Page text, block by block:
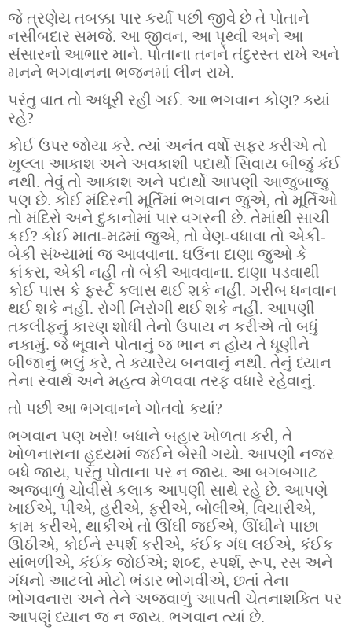
જે ત્રણેય તબક્કા પાર કર્યા પછી જીવે છે તે પોતાને
નસીબદાર સમજે. આ જીવન, આ પૃથ્વી અને આ
સંસારનો આભાર માને. પોતાના તનને તંદુરસ્ત રાખે અને
મનને ભગવાનના ભજનમાં લીન રાખે.
પરંતુ વાત તો અધૂરી રહી ગઈ. આ ભગવાન કોણ? ક્યાં
રહે?
કોઈ ઉપર જોયા કરે. ત્યાં અનંત વર્ષો સફર કરીએ તો
ખુલ્લા આકાશ અને અવકાશી પદાર્થો સિવાય બીજું કંઈ
નથી. તેવું તો આકાશ અને પદાર્થો આપણી આજુબાજુ
પણ છે. કોઈ મંદિરની મૂર્તિમાં ભગવાન જુએ, તો મૂર્તિઓ
તો મંદિરો અને દુકાનોમાં પાર વગરની છે. તેમાંથી સાચી
કઈ? કોઈ માતા-મઢમાં જુએ, તો વેણ-વધાવા તો એકી-
બેકી સંખ્યામાં જ આવવાના. ઘઉંના દાણા જુઓ કે
કાંકરા, એકી નહીં તો બેકી આવવાના. દાણા પડવાથી
કોઈ પાસ કે ફર્સ્ટ ક્લાસ થઈ શકે નહીં. ગરીબ ધનવાન
થઈ શકે નહીં. રોગી નિરોગી થઈ શકે નહીં. આપણી
તકલીફનું કારણ શોધી તેનો ઉપાય ન કરીએ તો બધું
નકામું. જે ભૂવાને પોતાનું જ ભાન ન હોય તે ધૂણીને
બીજાનું ભલું કરે, તે ક્યારેય બનવાનું નથી. તેનું ધ્યાન
તેના સ્વાર્થ અને મહત્વ મેળવવા તરફ વધારે રહેવાનું.
તો પછી આ ભગવાનને ગોતવો ક્યાં?
ભગવાન પણ ખરો! બધાને બહાર ખોળતા કરી, તે
ખોળનારાના હૃદયમાં જઈને બેસી ગયો. આપણી નજર
બધે જાય, પરંતુ પોતાના પર ન જાય. આ બગબગાટ
અજવાળું ચોવીસે કલાક આપણી સાથે રહે છે. આપણે
ખાઈએ, પીએ, હરીએ, ફરીએ, બોલીએ, વિચારીએ,
કામ કરીએ, થાકીએ તો ઊંઘી જઈએ, ઊંઘીને પાછા
ઊઠીએ, કોઈને સ્પર્શ કરીએ, કંઈક ગંધ લઈએ, કંઈક
સાંભળીએ, કંઈક જોઈએ; શબ્દ, સ્પર્શ, રૂપ, રસ અને
ગંધનો આટલો મોટો ભંડાર ભોગવીએ, છતાં તેના
ભોગવનારા અને તેને અજવાળું આપતી ચેતનાશક્તિ પર
આપણું ધ્યાન જ ન જાય. ભગવાન ત્યાં છે.